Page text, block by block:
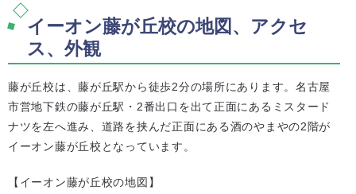
イーオン藤が丘校の地図、アクセ
ス、外観
藤が丘校は、藤が丘駅から徒歩2分の場所にあります。名古屋
市営地下鉄の藤が丘駅・2番出口を出て正面にあるミスタード
ナツを左へ進み、道路を挟んだ正面にある酒のやまやの2階が
イーオン藤が丘校となっています。
【イーオン藤が丘校の地図】